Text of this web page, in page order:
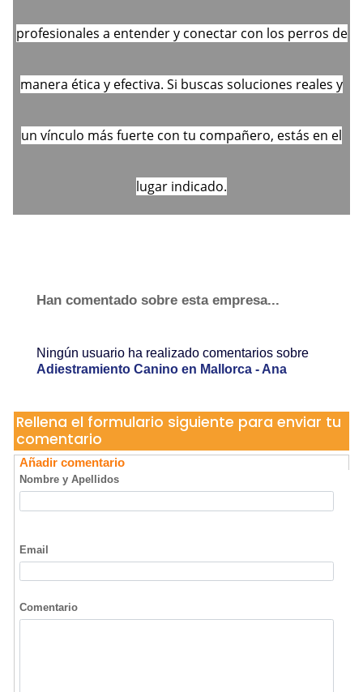
profesionales a entender y conectar con los perros de
manera ética y efectiva. Si buscas soluciones reales y
un vínculo más fuerte con tu compañero, estás en el
lugar indicado.
Han comentado sobre esta empresa...
Ningún usuario ha realizado comentarios sobre
Adiestramiento Canino en Mallorca - Ana